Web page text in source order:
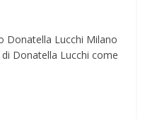
Donatella Lucchi Milano
di Donatella Lucchi come